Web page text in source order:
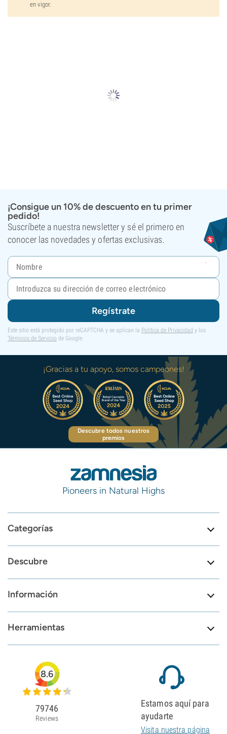
en vigor.
¡Consigue un 10% de descuento en tu primer
pedido!
Suscríbete a nuestra newsletter y sé el primero en
conocer las novedades y ofertas exclusivas.
Regístrate
Este sitio está protegido por reCAPTCHA y se aplican la Política de Privacidad y los
Términos de Servicio de Google.
¡Gracias a tu apoyo, somos campeones!
Descubre todos nuestros
premios
Pioneers in Natural Highs
Categorías
Descubre
Información
Herramientas
8.6
79746
Reviews
Estamos aquí para
ayudarte
Visita nuestra página